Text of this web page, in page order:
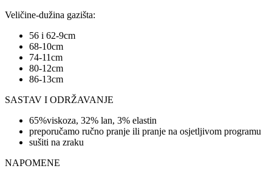
Veličine-dužina gazišta:
56 i 62-9cm
68-10cm
74-11cm
80-12cm
86-13cm
SASTAV I ODRŽAVANJE
65%viskoza, 32% lan, 3% elastin
preporučamo ručno pranje ili pranje na osjetljivom programu
sušiti na zraku
NAPOMENE